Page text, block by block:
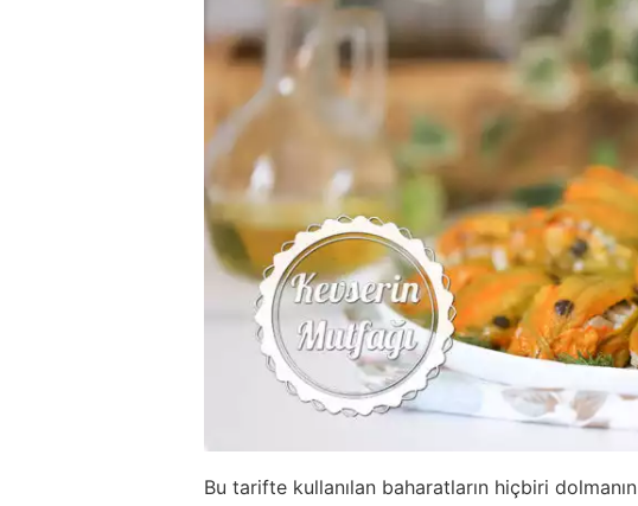
Bu tarifte kullanılan baharatların hiçbiri